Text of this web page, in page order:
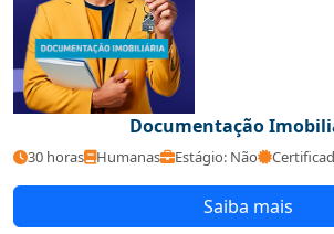
Documentação
30 horas Humanas Estágio: Não
Saiba mais